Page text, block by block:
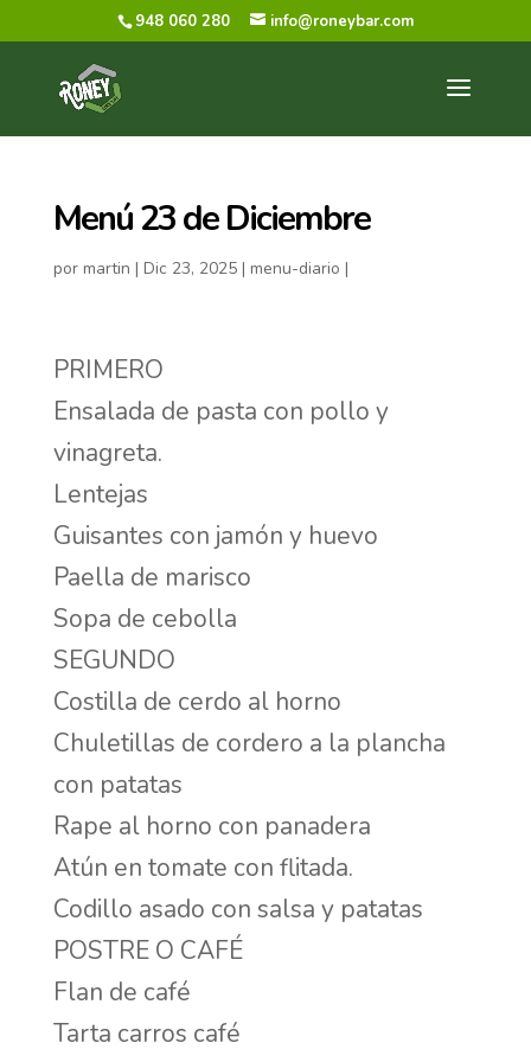
948 060 280 info@roneybar.com
Menú 23 de Diciembre
por martin | Dic 23, 2025| menu-diario |
PRIMERO
Ensalada de pasta con pollo y
vinagreta.
Lentejas
Guisantes con jamón y huevo
Paella de marisco
Sopa de cebolla
SEGUNDO
Costilla de cerdo al horno
Chuletillas de cordero a la plancha
con patatas
Rape al horno con panadera
Atún en tomate con flitada.
Codillo asado con salsa y patatas
POSTRE O CAFÉ
Flan de café
Tarta carros café